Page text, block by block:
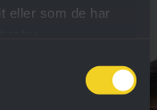
eller som de har